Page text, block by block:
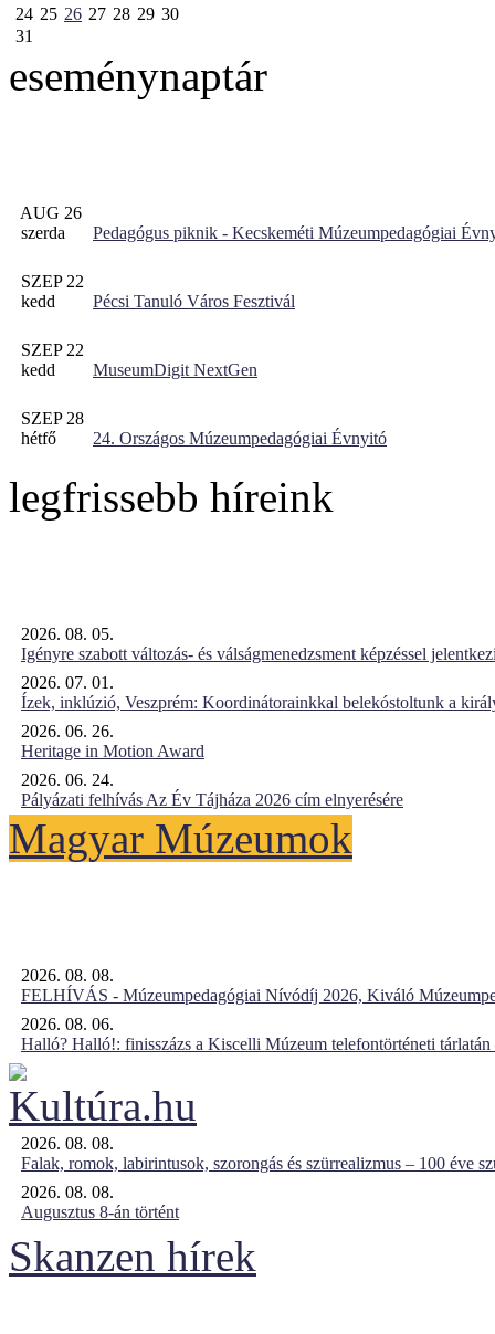
24 25 26 27 28 29 30
31
eseménynaptár
AUG 26
szerda
Pedagógus piknik - Kecskeméti Múzeumpedagógiai
SZEP 22
kedd
Pécsi Tanuló Város Fesztivál
SZEP 22
kedd
MuseumDigit NextGen
SZEP 28
hétfő
24. Országos Múzeumpedagógiai Évnyitó
legfrissebb híreink
2026. 08. 05.
Igényre szabott változás- és válságmenedzsment képzéssel
2026. 07. 01.
Ízek, inklúzió, Veszprém: Koordinátorainkkal belekóstoltunk a
2026. 06. 26.
Heritage in Motion Award
2026. 06. 24.
Pályázati felhívás Az Év Tájháza 2026 cím elnyerésére
Magyar Múzeumok
2026. 08. 08.
FELHÍVÁS - Múzeumpedagógiai Nívódíj 2026, Kiváló
2026. 08. 06.
Halló? Halló!: finisszázs a Kiscelli Múzeum telefontörténeti tárlatán
2026. 08. 08.
Falak, romok, labirintusok, szorongás és szürrealizmus – 100 éve
2026. 08. 08.
Augusztus 8-án történt
Skanzen hírek